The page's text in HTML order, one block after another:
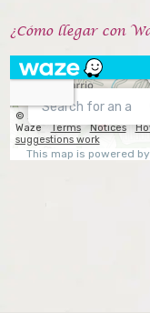
¿Cómo llegar con